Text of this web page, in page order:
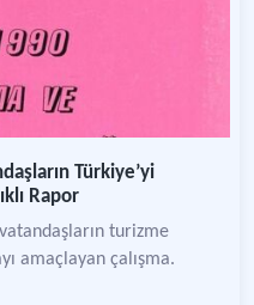
Türkiye’yi
Rapor
turizme
amaçlayan çalışma.